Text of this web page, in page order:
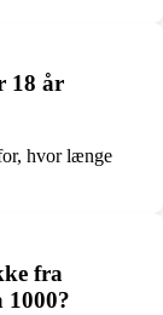
18 år
hvor længe
fra
1000?